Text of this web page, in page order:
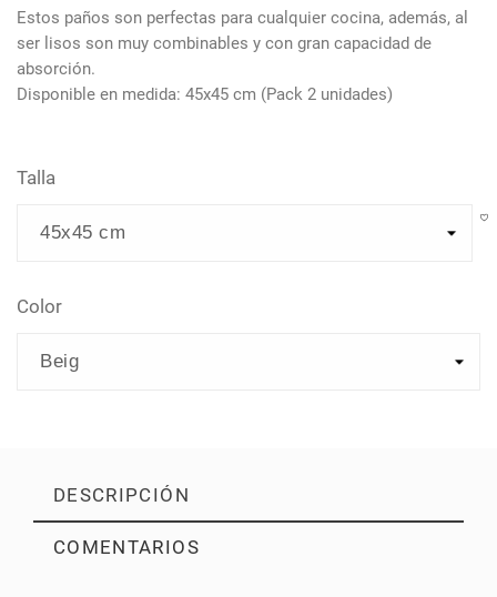
Estos paños son perfectas para cualquier cocina, además, al
ser lisos son muy combinables y con gran capacidad de
absorción.
Disponible en medida: 45x45 cm (Pack 2 unidades)
Talla
Color
DESCRIPCIÓN
COMENTARIOS